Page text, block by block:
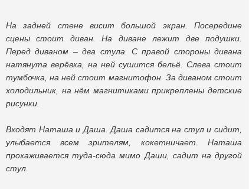
На задней стене висит большой экран. Посередине
сцены стоит диван. На диване лежит две подушки.
Перед диваном – два стула. С правой стороны дивана
натянута верёвка, на ней сушится бельё. Слева стоит
тумбочка, на ней стоит магнитофон. За диваном стоит
холодильник, на нём магнитиками прикреплены детские
рисунки.
Входят Наташа и Даша. Даша садится на стул и сидит,
улыбается всем зрителям, кокетничает. Наташа
прохаживается туда-сюда мимо Даши, садит на другой
стул.